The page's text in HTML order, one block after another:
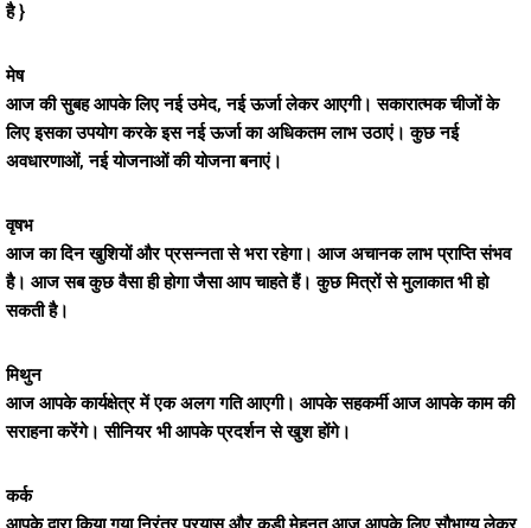
है }
मेष
आज की सुबह आपके लिए नई उमेद, नई ऊर्जा लेकर आएगी। सकारात्मक चीजों के
लिए इसका उपयोग करके इस नई ऊर्जा का अधिकतम लाभ उठाएं। कुछ नई
अवधारणाओं, नई योजनाओं की योजना बनाएं।
वृषभ
आज का दिन खुशियों और प्रसन्नता से भरा रहेगा। आज अचानक लाभ प्राप्ति संभव
है। आज सब कुछ वैसा ही होगा जैसा आप चाहते हैं। कुछ मित्रों से मुलाकात भी हो
सकती है।
मिथुन
आज आपके कार्यक्षेत्र में एक अलग गति आएगी। आपके सहकर्मी आज आपके काम की
सराहना करेंगे। सीनियर भी आपके प्रदर्शन से खुश होंगे।
कर्क